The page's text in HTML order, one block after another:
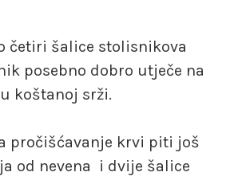
četiri šalice stolisnikova
posebno dobro utječe na
koštanoj srži.
pročišćavanje krvi piti još
od nevena i dvije šalice